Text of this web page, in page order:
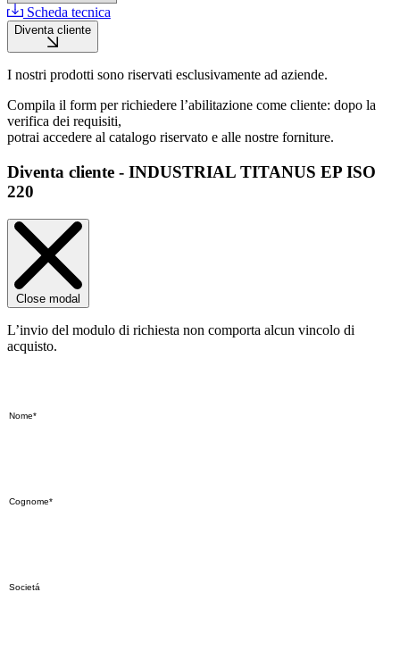
Scheda tecnica
Diventa cliente
I nostri prodotti sono riservati esclusivamente ad aziende.
Compila il form per richiedere l’abilitazione come cliente: dopo la
verifica dei requisiti,
potrai accedere al catalogo riservato e alle nostre forniture.
Diventa cliente - INDUSTRIAL TITANUS EP ISO
220
Close modal
L’invio del modulo di richiesta non comporta alcun vincolo di
acquisto.